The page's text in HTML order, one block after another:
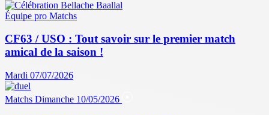
Équipe pro Matchs
CF63 / USO : Tout savoir sur le premier match
amical de la saison !
Mardi 07/07/2026
Matchs Dimanche 10/05/2026